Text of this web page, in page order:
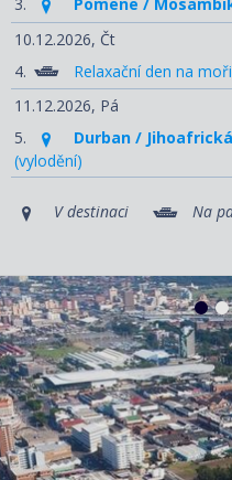
10.12.2026, Čt
4.
Relaxační den na moři
11.12.2026, Pá
5.
Durban /
(vylodění)
V destinaci Na